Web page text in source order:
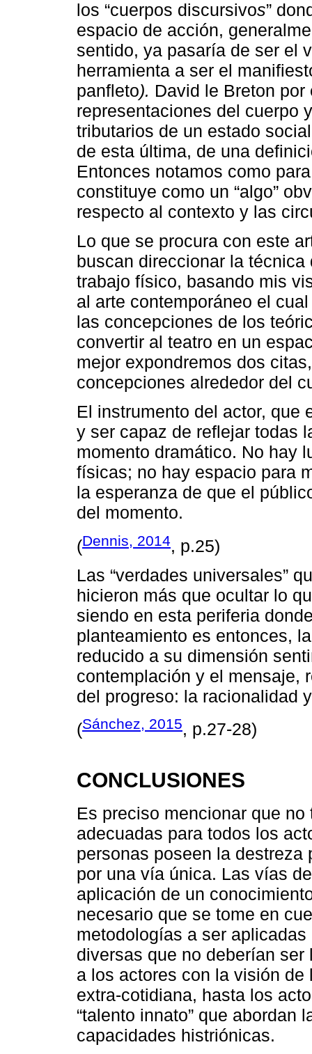
los “cuerpos discursivos”
espacio de acción,
sentido, ya pasaría de ser el
herramienta a ser el
panfleto). David le Breton por
representaciones del cuerpo
tributarios de un estado
de esta última, de una
Entonces notamos como
constituye como un “algo”
respecto al contexto y las
Lo que se procura con este
buscan direccionar la
trabajo físico, basando mis
al arte contemporáneo el
las concepciones de los
convertir al teatro en un
mejor expondremos dos
concepciones alrededor del
El instrumento del actor, que
y ser capaz de reflejar todas
momento dramático. No hay
físicas; no hay espacio para
la esperanza de que el
del momento.
(Dennis, 2014, p.25)
Las “verdades universales”
hicieron más que ocultar lo
siendo en esta periferia
planteamiento es entonces,
reducido a su dimensión
contemplación y el mensaje,
del progreso: la racionalidad
(Sánchez, 2015, p.27-28)
CONCLUSIONES
Es preciso mencionar que
adecuadas para todos los
personas poseen la
por una vía única. Las vías
aplicación de un
necesario que se tome en
metodologías a ser
diversas que no deberían
a los actores con la visión
extra-cotidiana, hasta los
“talento innato” que abordan
capacidades histriónicas.